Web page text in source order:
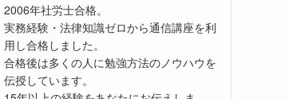
2006年社労士合格。
実務経験・法律知識ゼロから通信講座を利
用し合格しました。
合格後は多くの人に勉強方法のノウハウを
伝授しています。